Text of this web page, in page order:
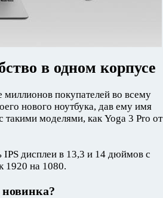
в одном корпусе
миллионов покупателей во всему
нового ноутбука, дав ему имя
моделями, как Yoga 3 Pro от
дисплеи в 13,3 и 14 дюймов с
1920 на 1080.